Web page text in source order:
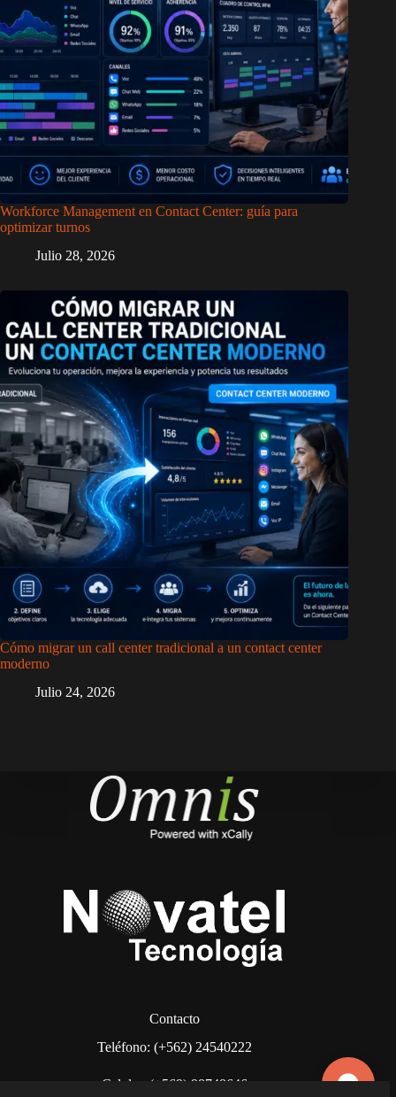
Workforce Management en Contact Center: guía para
optimizar turnos
Julio 28, 2026
Cómo migrar un call center tradicional a un contact center
moderno
Julio 24, 2026
Contacto
Teléfono: (+562) 24540222
Celular: (+569) 98748646